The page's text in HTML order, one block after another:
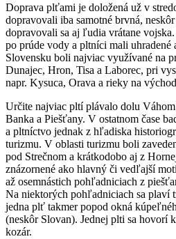
Doprava plťami je doložená už v
dopravovali iba samotné brvná,
dopravovali sa aj ľudia vrátane
po prúde vody a pltníci mali uhradené
Slovensku boli najviac využívané na
Dunajec, Hron, Tisa a Laborec, pri
napr. Kysuca, Orava a rieky na
Určite najviac pltí plávalo dolu Váhom
Banka a Piešťany. V ostatnom čase
a pltníctvo jednak z hľadiska
turizmu. V oblasti turizmu boli
pod Strečnom a krátkodobo aj z
znázornené ako hlavný či vedľajší
až osemnástich pohľadniciach z
Na niektorých pohľadniciach sa plaví
jedna plť takmer popod okná
(neskôr Slovan). Jednej plti sa hovorí
kozár.